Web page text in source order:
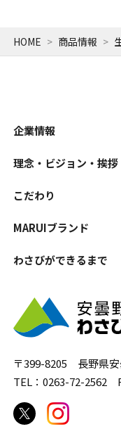
HOME 商品情報
〒399-8205 長野県安
TEL：0263-72-2562
企業情報
理念・ビジョン・挨拶
こだわり
MARUIブランド
わさびができるまで